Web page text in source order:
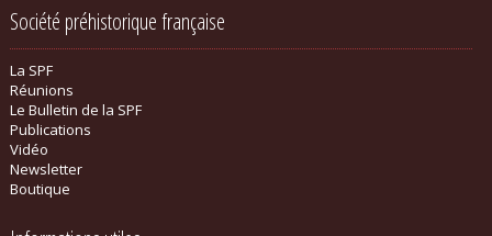
Société préhistorique française
La SPF
Réunions
Le Bulletin de la SPF
Publications
Vidéo
Newsletter
Boutique